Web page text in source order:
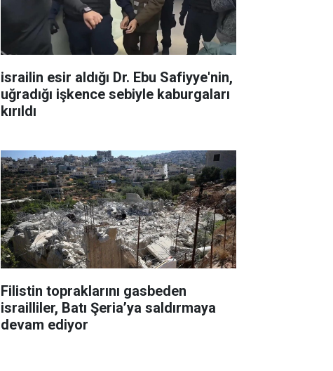
israilin esir aldığı Dr. Ebu Safiyye'nin,
uğradığı işkence sebiyle kaburgaları
kırıldı
Filistin topraklarını gasbeden
israilliler, Batı Şeria’ya saldırmaya
devam ediyor